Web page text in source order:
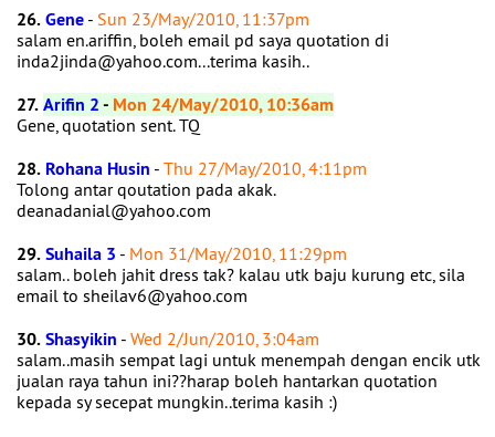
26.Gene - Sun 23/May/2010, 11:37pm
salam en.ariffin, boleh email pd saya quotation di
inda2jinda@yahoo.com...terima kasih..
27.Arifin 2- Mon 24/May/2010, 10:36am
Gene, quotation sent. TQ
28. Rohana Husin - Thu 27/May/2010, 4:11pm
Tolong antar qoutation pada akak.
deanadanial@yahoo.com
29.Suhaila 3 - Mon 31/May/2010, 11:29pm
salam.. boleh jahit dress tak? kalau utk baju kurung etc, sila
email to sheilav6@yahoo.com
30.Shasyikin - Wed 2/Jun/2010, 3:04am
salam..masih sempat lagi untuk menempah dengan encik utk
jualan raya tahun ini??harap boleh hantarkan quotation
kepada sy secepat mungkin..terima kasih :)